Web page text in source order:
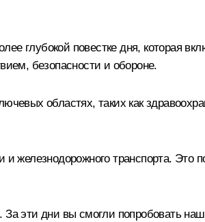
глубокой повестке дня, которая
безопасности и обороне.
областях, таких как
железнодорожного транспорта. Это
За эти дни вы смогли попробовать